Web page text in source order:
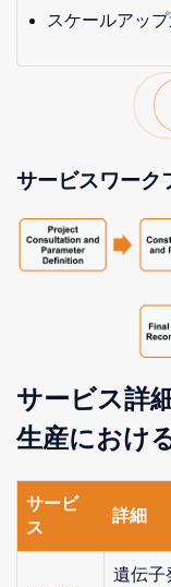
スケールアッ
サービスワーク
サービス詳
生産におけ
サービ
ス
詳細
遺伝子